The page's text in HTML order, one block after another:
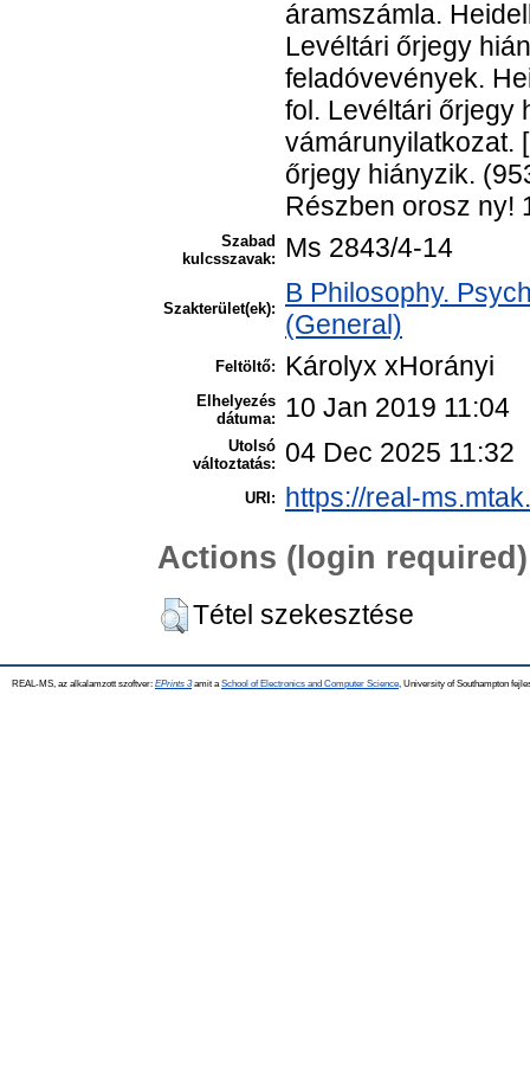
áramszámla.
Levéltári őrjegy
feladóvevények.
fol. Levéltári őrjegy
vámárunyilatkozat.
őrjegy hiányzik.
Részben orosz ny!
Szabad
kulcsszavak:
Ms 2843/4-14
Szakterület(ek):
B Philosophy.
(General)
Feltöltő: Károlyx xHorányi
Elhelyezés
dátuma:
10 Jan 2019 11:04
Utolsó
változtatás:
04 Dec 2025 11:32
URI: https://real-
Actions (login required)
Tétel szekesztése
REAL-MS, az alkalamzott szoftver: EPrints 3amit a School of Electronics and Computer Science , University of Southampton